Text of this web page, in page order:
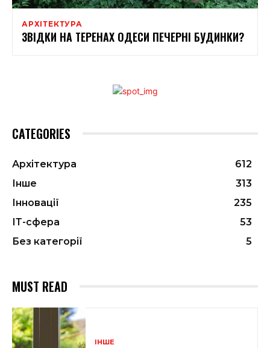
АРХІТЕКТУРА
ЗВІДКИ НА ТЕРЕНАХ ОДЕСИ ПЕЧЕРНІ БУДИНКИ?
CATEGORIES
Архітектура
612
Інше
313
Інновації
235
ІТ-сфера
53
Без категорії
5
MUST READ
ІНШЕ